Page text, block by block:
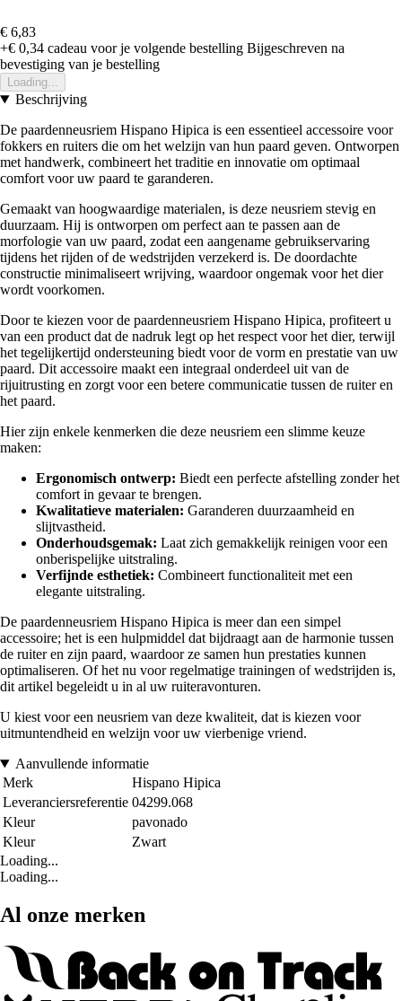
€ 6,83
+€ 0,34 cadeau voor je volgende bestelling Bijgeschreven na
bevestiging van je bestelling
Loading...
Beschrijving
De paardenneusriem Hispano Hipica is een essentieel accessoire voor
fokkers en ruiters die om het welzijn van hun paard geven. Ontworpen
met handwerk, combineert het traditie en innovatie om optimaal
comfort voor uw paard te garanderen.
Gemaakt van hoogwaardige materialen, is deze neusriem stevig en
duurzaam. Hij is ontworpen om perfect aan te passen aan de
morfologie van uw paard, zodat een aangename gebruikservaring
tijdens het rijden of de wedstrijden verzekerd is. De doordachte
constructie minimaliseert wrijving, waardoor ongemak voor het dier
wordt voorkomen.
Door te kiezen voor de paardenneusriem Hispano Hipica, profiteert u
van een product dat de nadruk legt op het respect voor het dier, terwijl
het tegelijkertijd ondersteuning biedt voor de vorm en prestatie van uw
paard. Dit accessoire maakt een integraal onderdeel uit van de
rijuitrusting en zorgt voor een betere communicatie tussen de ruiter en
het paard.
Hier zijn enkele kenmerken die deze neusriem een slimme keuze
maken:
Ergonomisch ontwerp: Biedt een perfecte afstelling zonder het
comfort in gevaar te brengen.
Kwalitatieve materialen: Garanderen duurzaamheid en
slijtvastheid.
Onderhoudsgemak: Laat zich gemakkelijk reinigen voor een
onberispelijke uitstraling.
Verfijnde esthetiek: Combineert functionaliteit met een
elegante uitstraling.
De paardenneusriem Hispano Hipica is meer dan een simpel
accessoire; het is een hulpmiddel dat bijdraagt aan de harmonie tussen
de ruiter en zijn paard, waardoor ze samen hun prestaties kunnen
optimaliseren. Of het nu voor regelmatige trainingen of wedstrijden is,
dit artikel begeleidt u in al uw ruiteravonturen.
U kiest voor een neusriem van deze kwaliteit, dat is kiezen voor
uitmuntendheid en welzijn voor uw vierbenige vriend.
Aanvullende informatie
Merk
Hispano Hipica
Leveranciersreferentie 04299.068
Kleur
pavonado
Kleur
Zwart
Loading...
Loading...
Al onze merken